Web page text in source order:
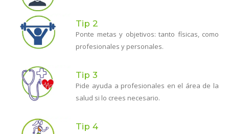
Tip 2
Ponte metas y objetivos: tanto físicas, como
profesionales y personales.
Tip 3
Pide ayuda a profesionales en el área de la
salud si lo crees necesario.
Tip 4